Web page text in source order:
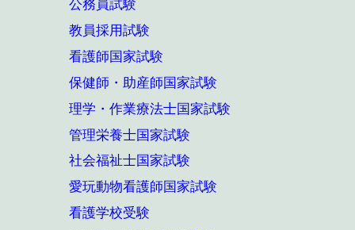
公務員試験
教員採用試験
看護師国家試験
保健師・助産師国家試験
理学・作業療法士国家試験
管理栄養士国家試験
社会福祉士国家試験
愛玩動物看護師国家試験
看護学校受験